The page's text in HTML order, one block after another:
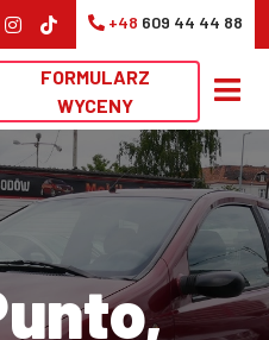
+48 609 44 44 88
FORMULARZ
WYCENY